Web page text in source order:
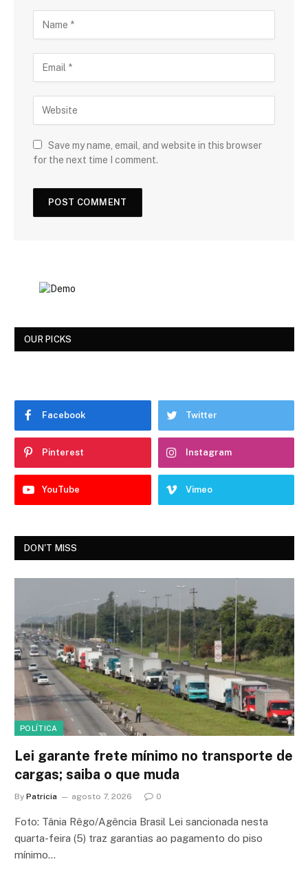
Save my name, email, and website in this browser
for the next time I comment.
OUR PICKS
Facebook Twitter
Pinterest Instagram
YouTube Vimeo
DON'T MISS
POLÍTICA
Lei garante frete mínimo no transporte de
cargas; saiba o que muda
By Patricia agosto 7, 2026 0
Foto: Tânia Rêgo/Agência Brasil Lei sancionada nesta
quarta-feira (5) traz garantias ao pagamento do piso
mínimo…